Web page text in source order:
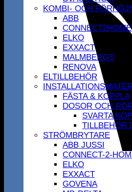
KOMBI- OCH
ABB
CONNECT2HOME
ELKO
EXXACT
MALMBERGS
RENOVA
ELTILLBEHÖR
FÄSTA & KOPPLA
DOSOR OCH
SVARTA
TILLBEHÖR
STRÖMBRYTARE
ABB JUSSI
CONNECT-2-
ELKO
EXXACT
GOVENA